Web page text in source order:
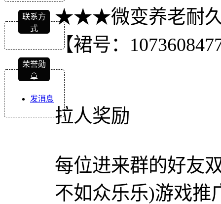
联系方
式
荣誉勋
章
发消息
★★★微变养老耐
【裙号：
拉人奖励
每位进来群的好友
不如众乐乐)游戏推